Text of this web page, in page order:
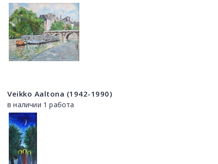
Veikko Aaltona (1942-1990)
в наличии 1 работа